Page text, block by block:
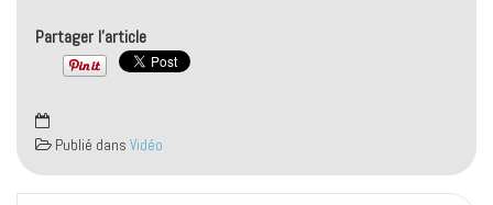
Aujourd'hui, je fais l'étude
d'un verbe qui…
Partager l'article
Publié dans Vidéo